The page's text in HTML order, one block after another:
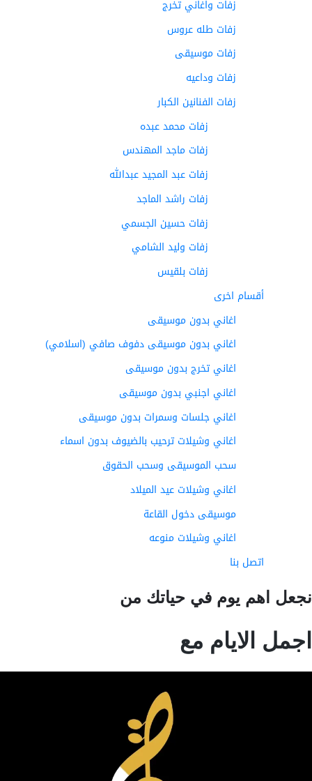
زفات واغاني تخرج
زفات طله عروس
زفات موسيقى
زفات وداعيه
زفات الفنانين الكبار
زفات محمد عبده
زفات ماجد المهندس
زفات عبد المجيد عبدالله
زفات راشد الماجد
زفات حسين الجسمي
زفات وليد الشامي
زفات بلقيس
أقسام اخرى
اغاني بدون موسيقى
اغاني بدون موسيقى دفوف صافي (اسلامي)
اغاني تخرج بدون موسيقى
اغاني اجنبي بدون موسيقى
اغاني جلسات وسمرات بدون موسيقى
اغاني وشيلات ترحيب بالضيوف بدون اسماء
سحب الموسيقى وسحب الحقوق
اغاني وشيلات عيد الميلاد
موسيقى دخول القاعة
اغاني وشيلات منوعه
اتصل بنا
اهم يوم في حياتك من
الايام مع